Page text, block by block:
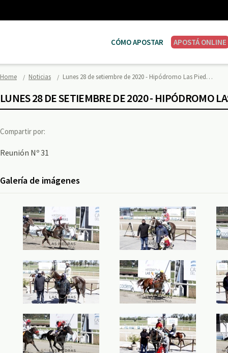
CÓMO APOSTAR APOSTÁ ONLINE
Home Noticias Lunes 28 de setiembre de 2020 - Hipódromo Las Pied…
LUNES 28 DE SETIEMBRE DE 2020 - HIPÓDROMO
Compartir por:
Reunión Nº 31
Galería de imágenes